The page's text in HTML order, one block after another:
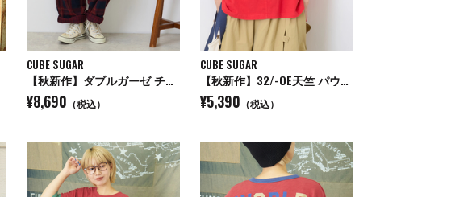
CUBE SUGAR
【秋新作】ダブルガーゼ チェック 切替 イージーパンツ
¥8,690 （税込）
CUBE SUGAR
【秋新作】32/-OE天竺 パウダー加工 5分袖 ドルマン Tシャツ
¥5,390 （税込）